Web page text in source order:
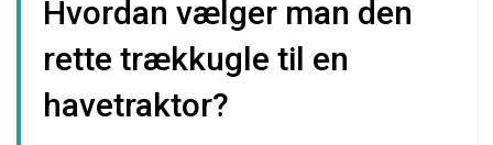
Hvordan vælger man den
rette trækkugle til en
havetraktor?